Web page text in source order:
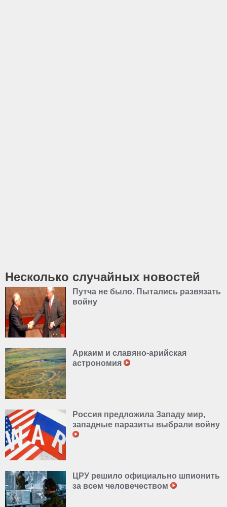
Несколько случайных новостей
Путча не было. Пытались развязать
войну
Аркаим и славяно-арийская
астрономия
Россия предложила Западу мир,
западные паразиты выбрали войну
ЦРУ решило официально шпионить
за всем человечеством